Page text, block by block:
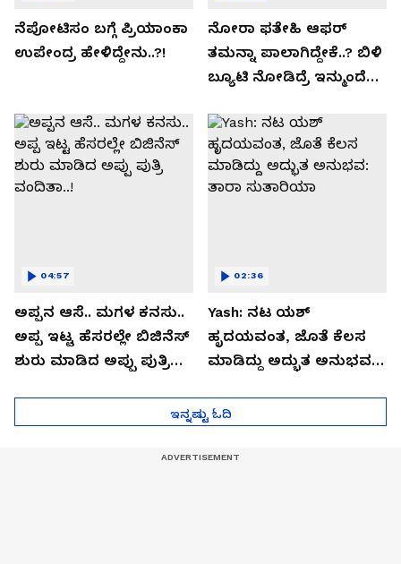
ನೆಪೋಟಿಸಂ ಬಗ್ಗೆ ಪ್ರಿಯಾಂಕಾ
ಉಪೇಂದ್ರ ಹೇಳಿದ್ದೇನು..?!
ನೋರಾ ಫತೇಹಿ ಆಫರ್​
ತಮನ್ನಾ ಪಾಲಾಗಿದ್ದೇಕೆ..? ಬಿಳಿ
ಬ್ಯೂಟಿ ನೋಡಿದ್ರೆ ಇನ್ಮುಂದೆ
ಅಪ್ಪನ ಆಸೆ.. ಮಗಳ ಕನಸು..
ಅಪ್ಪ ಇಟ್ಟ ಹೆಸರಲ್ಲೇ ಬಿಜಿನೆಸ್​
ಶುರು ಮಾಡಿದ ಅಪ್ಪು ಪುತ್ರಿ
04:57
Yash: ನಟ ಯಶ್​
ಹೃದಯವಂತ, ಜೊತೆ ಕೆಲಸ
ಮಾಡಿದ್ದು ಅದ್ಭುತ ಅನುಭವ:
02:36
ಇನ್ನಷ್ಟು ಓದಿ